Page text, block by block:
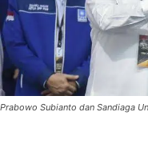
Prabowo Subianto dan Sandiaga